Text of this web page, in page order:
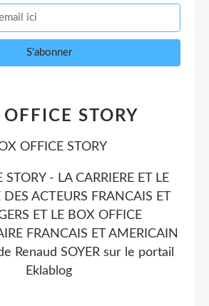
OFFICE STORY
STORY - LA CARRIERE ET LE
DES ACTEURS FRANCAIS ET
ET LE BOX OFFICE
FRANCAIS ET AMERICAIN
Renaud SOYER sur le portail
Eklablog